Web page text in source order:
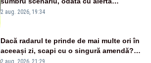
energetică
2 aug. 2026, 19:34
Dacă radarul te prinde de mai multe ori în
aceeași zi, scapi cu o singură amendă?
Ce spune legea
2 aug. 2026, 21:29